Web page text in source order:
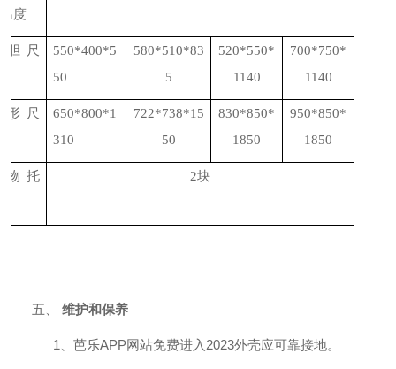
度
胆尺
550*400*5
50
580*510*83
5
520*550*
1140
700*750*
1140
形尺
650*800*1
310
722*738*15
50
830*850*
1850
950*850*
1850
物托
2块
五、 维护和保养
1、芭乐APP网站免费进入2023外壳应可靠接地。